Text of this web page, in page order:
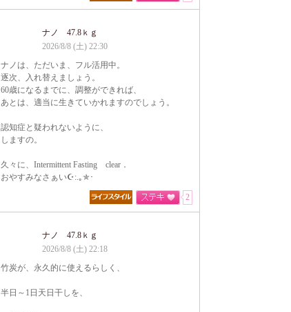
ナノ 47.8ｋｇ
2026/8/8 (土) 22:30
ナノは、ただいま、フル活用中。
逐次、入れ替えましょう。
60歳になるまでに、調整ができれば、
あとは、適当に生きていかれますのでしょう。
認知症と疑われないように、
しますの。
久々に、Intermittent Fasting clear．
おやすみなさぁい☪:.｡✯･
2
ナノ 47.8ｋｇ
2026/8/8 (土) 22:18
竹炭が、永久的に使えるらしく、
半日～1日天日干しを、